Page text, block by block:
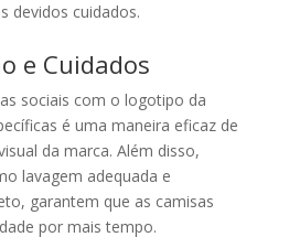
devidos cuidados.
e Cuidados
sociais com o logotipo da
é uma maneira eficaz de
da marca. Além disso,
lavagem adequada e
garantem que as camisas
por mais tempo.